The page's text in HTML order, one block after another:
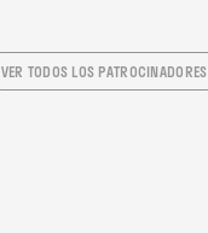
VER TODOS LOS PATROCINADORES